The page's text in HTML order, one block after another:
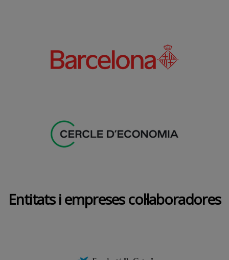
Entitats i empreses col·laboradores